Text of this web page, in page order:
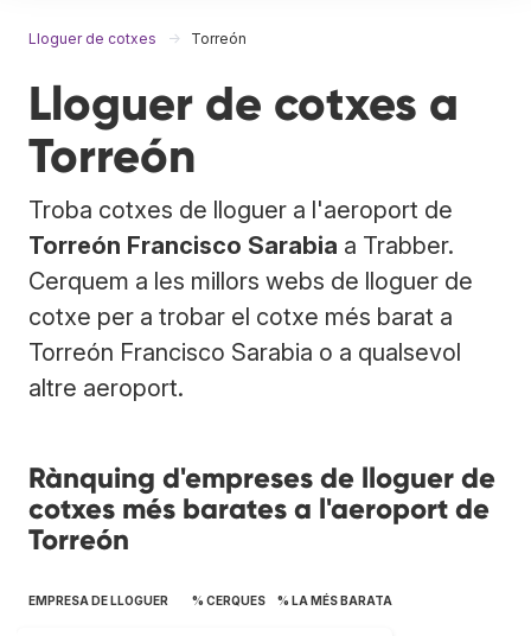
Lloguer de cotxes Torreón
Lloguer de cotxes a
Torreón
Troba cotxes de lloguer a l'aeroport de
Torreón Francisco Sarabia a Trabber.
Cerquem a les millors webs de lloguer de
cotxe per a trobar el cotxe més barat a
Torreón Francisco Sarabia o a qualsevol
altre aeroport.
Rànquing d'empreses de lloguer de
cotxes més barates a l'aeroport de
Torreón
EMPRESA DE LLOGUER % CERQUES % LA MÉS BARATA